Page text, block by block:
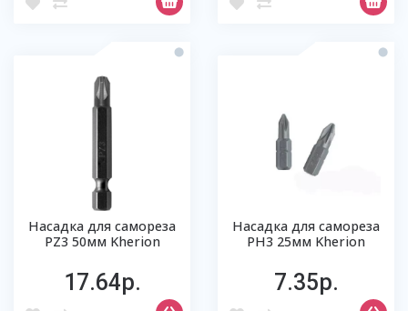
Насадка для самореза
РZ3 50мм Kherion
17.64р.
Насадка для самореза
РН3 25мм Kherion
7.35р.